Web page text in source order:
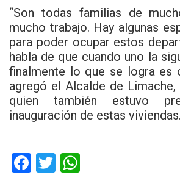
“Son todas familias de
mucho trabajo. Hay algunas
para poder ocupar estos
habla de que cuando uno la
finalmente lo que se logra es
agregó el Alcalde de Limache,
quien también estuvo
inauguración de estas viviendas.
F
T